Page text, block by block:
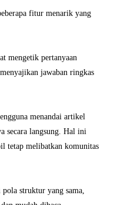
fitur menarik yang
mengetik pertanyaan
jawaban ringkas
menandai artikel
secara langsung. Hal ini
tetap melibatkan komunitas
struktur yang sama,